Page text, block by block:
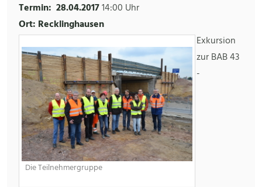
Termin: 28.04.201714:00 Uhr
Ort: Recklinghausen
Die Teilnehmergruppe
Exkursion
zur BAB 43
-